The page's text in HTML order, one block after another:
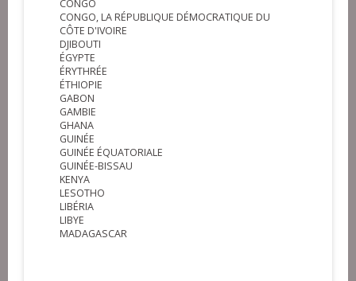
CONGO
CONGO, LA RÉPUBLIQUE DÉMOCRATIQUE DU
CÔTE D'IVOIRE
DJIBOUTI
ÉGYPTE
ÉRYTHRÉE
ÉTHIOPIE
GABON
GAMBIE
GHANA
GUINÉE
GUINÉE ÉQUATORIALE
GUINÉE-BISSAU
KENYA
LESOTHO
LIBÉRIA
LIBYE
MADAGASCAR